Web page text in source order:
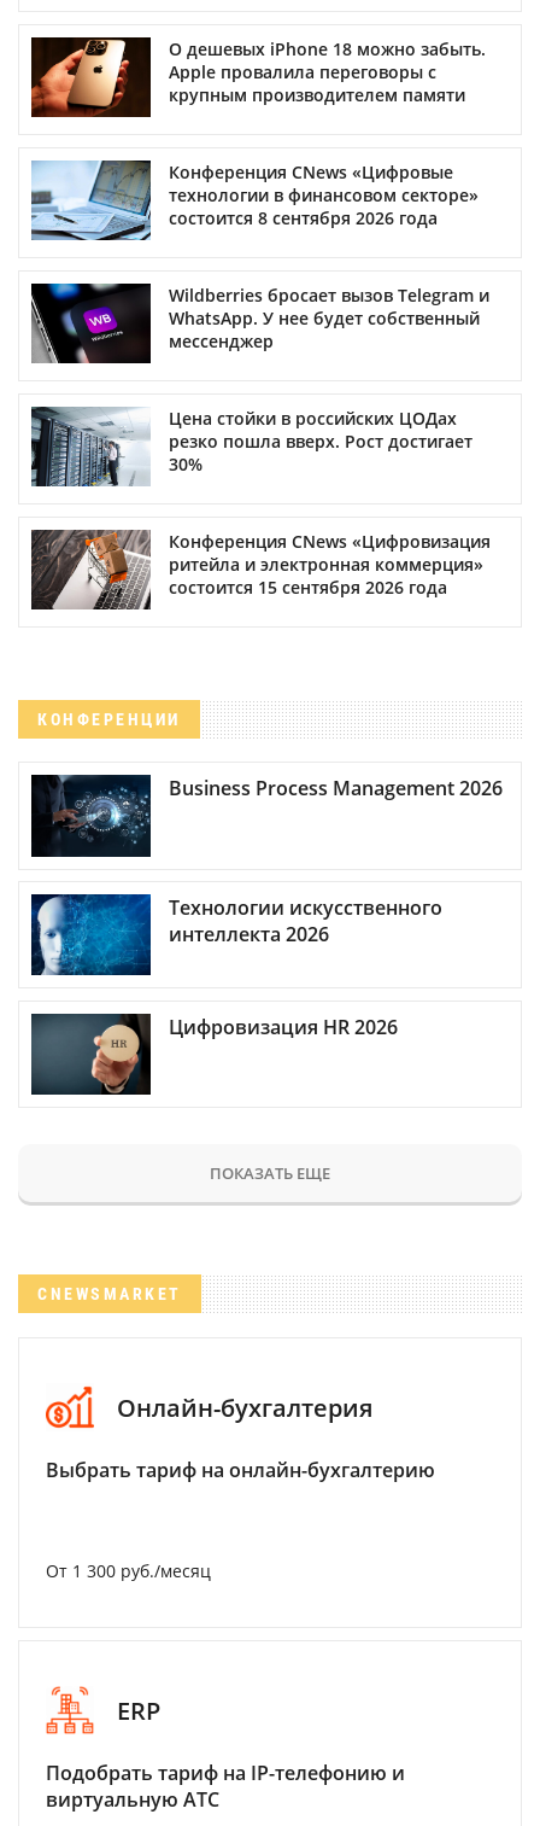
О дешевых iPhone 18 можно забыть.
Apple провалила переговоры с
крупным производителем памяти
Конференция CNews «Цифровые
технологии в финансовом секторе»
состоится 8 сентября 2026 года
Wildberries бросает вызов Telegram и
WhatsApp. У нее будет собственный
мессенджер
Цена стойки в российских ЦОДах
резко пошла вверх. Рост достигает
30%
Конференция CNews «Цифровизация
ритейла и электронная коммерция»
состоится 15 сентября 2026 года
КОНФЕРЕНЦИИ
Business Process Management 2026
Технологии искусственного
интеллекта 2026
Цифровизация HR 2026
ПОКАЗАТЬ ЕЩЕ
CNEWSMARKET
Онлайн-бухгалтерия
Выбрать тариф на онлайн-бухгалтерию
От 1 300 руб./месяц
ERP
Подобрать тариф на IP-телефонию и
виртуальную АТС